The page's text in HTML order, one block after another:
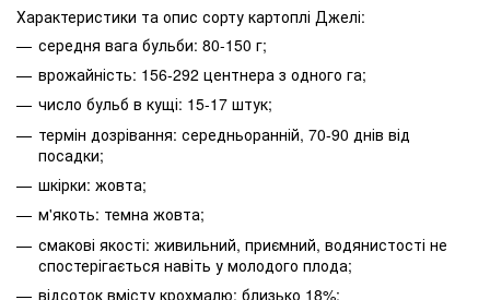
Характеристики та опис сорту картоплі Джелі:
середня вага бульби: 80-150 г;
врожайність: 156-292 центнера з одного га;
число бульб в кущі: 15-17 штук;
термін дозрівання: середньоранній, 70-90 днів від
посадки;
шкірки: жовта;
м'якоть: темна жовта;
смакові якості: живильний, приємний, водянистості не
спостерігається навіть у молодого плода;
відсоток вмісту крохмалю: близько 18%;